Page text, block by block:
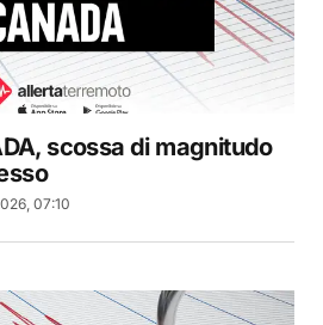
scossa di magnitudo
07:10